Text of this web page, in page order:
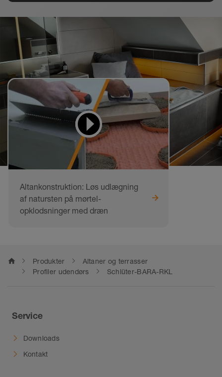
Videoer til at lære af
og arbejde ud fra
Altankonstruktion: Løs udlægning
af natursten på mørtel-
opklodsninger med dræn
home Produkter
Altaner og terrasser
Profiler udendørs
Schlüter-BARA-RKL
Service
Downloads
Kontakt